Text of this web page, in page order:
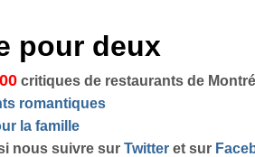
pour deux
critiques de restaurants de
romantiques
la famille
nous suivre sur Twitter et sur